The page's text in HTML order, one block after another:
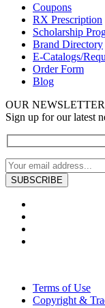
Coupons
RX Prescription
Scholarship
Brand Directory
E-Catalogs/
Order Form
Blog
OUR NEWSLETTER
Sign up for our latest
Terms of Use
Copyright &